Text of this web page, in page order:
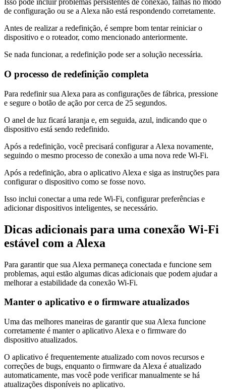
Isso pode incluir problemas persistentes de conexão, falhas no modo
de configuração ou se a Alexa não está respondendo corretamente.
Antes de realizar a redefinição, é sempre bom tentar reiniciar o
dispositivo e o roteador, como mencionado anteriormente.
Se nada funcionar, a redefinição pode ser a solução necessária.
O processo de redefinição completa
Para redefinir sua Alexa para as configurações de fábrica, pressione
e segure o botão de ação por cerca de 25 segundos.
O anel de luz ficará laranja e, em seguida, azul, indicando que o
dispositivo está sendo redefinido.
Após a redefinição, você precisará configurar a Alexa novamente,
seguindo o mesmo processo de conexão a uma nova rede Wi-Fi.
Após a redefinição, abra o aplicativo Alexa e siga as instruções para
configurar o dispositivo como se fosse novo.
Isso inclui conectar a uma rede Wi-Fi, configurar preferências e
adicionar dispositivos inteligentes, se necessário.
Dicas adicionais para uma conexão Wi-Fi
estável com a Alexa
Para garantir que sua Alexa permaneça conectada e funcione sem
problemas, aqui estão algumas dicas adicionais que podem ajudar a
melhorar a estabilidade da conexão Wi-Fi.
Manter o aplicativo e o firmware atualizados
Uma das melhores maneiras de garantir que sua Alexa funcione
corretamente é manter o aplicativo Alexa e o firmware do
dispositivo atualizados.
O aplicativo é frequentemente atualizado com novos recursos e
correções de bugs, enquanto o firmware da Alexa é atualizado
automaticamente, mas você pode verificar manualmente se há
atualizações disponíveis no aplicativo.